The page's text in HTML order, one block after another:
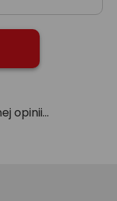
opinii...